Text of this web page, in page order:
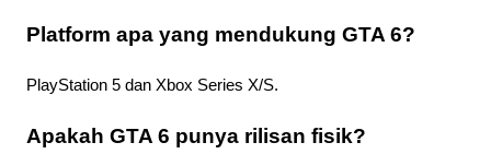
Platform apa yang mendukung GTA 6?
PlayStation 5 dan Xbox Series X/S.
Apakah GTA 6 punya rilisan fisik?